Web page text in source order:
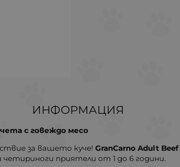
ИНФОРМАЦИЯ
с говеждо месо
за вашето куче!GranCarno Adult Beef
четириноги приятели от 1 до 6 години.